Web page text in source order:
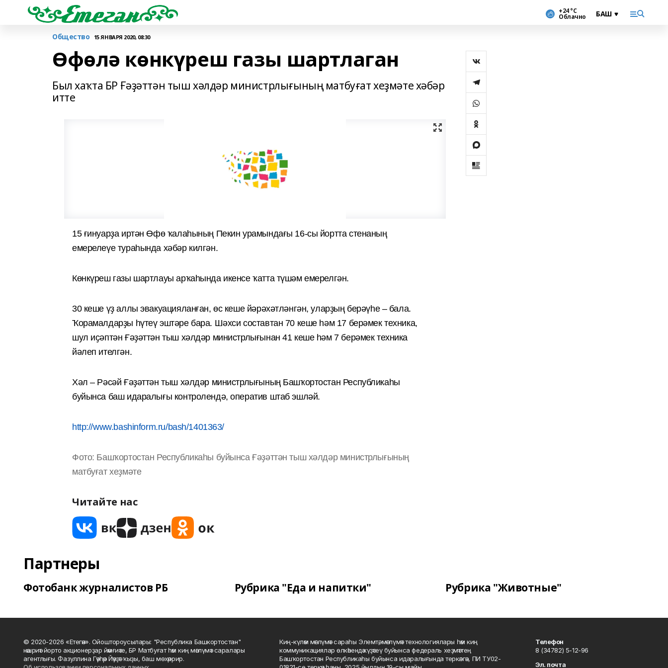
+24 °С
Облачно
Общество 15 ЯНВАРЯ 2020, 08:30
Өфөлә көнкүреш газы шартлаган
Был хаҡта БР Ғәҙәттән тыш хәлдәр министрлығының матбуғат хеҙмәте хәбәр
итте
15 ғинуарҙа иртән Өфө ҡалаһының Пекин урамындағы 16-сы йортта стенаның
емерелеүе тураһында хәбәр килгән.
Көнкүреш газы шартлауы арҡаһында икенсе ҡатта түшәм емерелгән.
30 кеше үҙ аллы эвакуацияланған, өс кеше йәрәхәтләнгән, уларҙың берәүһе – бала.
Ҡорамалдарҙы һүтеү эштәре бара. Шәхси составтан 70 кеше һәм 17 берәмек техника,
шул иҫәптән Ғәҙәттән тыш хәлдәр министрлығынан 41 кеше һәм 7 берәмек техника
йәлеп ителгән.
Хәл – Рәсәй Ғәҙәттән тыш хәлдәр министрлығының Башҡортостан Республикаһы
буйынса баш идаралығы контролендә, оператив штаб эшләй.
http://www.bashinform.ru/bash/1401363/
Фото: Башҡортостан Республикаһы буйынса Ғәҙәттән тыш хәлдәр министрлығының
матбуғат хеҙмәте
Читайте нас
Партнеры
Фотобанк журналистов РБ Рубрика "Еда и напитки" Рубрика "Животные"
© 2020-2026 «Етегән». Ойоштороусылары: "Республика Башкортостан"
нәшриәт йорто акционерҙар йәмғиәте, БР Матбуғат һәм киң мәғлүмәт саралары
агентлығы. Фазуллина Гәүһәр Йәүҙәт ҡыҙы, баш мөхәррир.
Киң-күләм мәғлүмәт сараһы Элемтә, мәғлүмәт технологиялары һәм киң
коммуникациялар өлкәһендә күҙәтеү буйынса федераль хеҙмәттең
Башҡортостан Республикаһы буйынса идаралығында теркәлгән, ПИ ТУ02-
Телефон
8 (34782) 5-12-96
Эл. почта